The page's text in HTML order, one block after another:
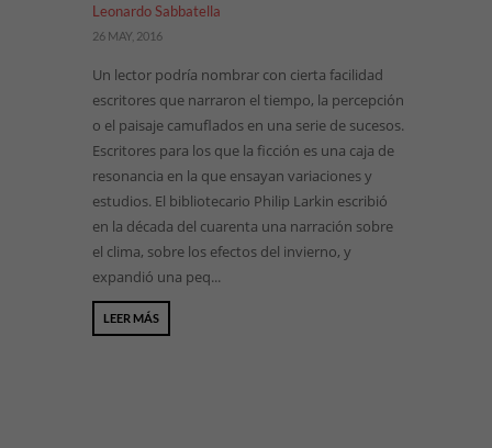
Leonardo Sabbatella
26 MAY, 2016
Un lector podría nombrar con cierta facilidad
escritores que narraron el tiempo, la percepción
o el paisaje camuflados en una serie de sucesos.
Escritores para los que la ficción es una caja de
resonancia en la que ensayan variaciones y
estudios. El bibliotecario Philip Larkin escribió
en la década del cuarenta una narración sobre
el clima, sobre los efectos del invierno, y
expandió una peq...
LEER MÁS